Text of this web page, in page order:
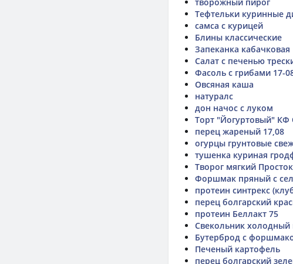
Тефтельки куринные
самса с курицей
Блины классические
Запеканка кабачковая
Салат с печенью
Фасоль с грибами 17-
Овсяная каша
натуралс
дон начос с луком
Торт "Йогуртовый" КФ
перец жареный 17,08
огурцы грунтовые
тушенка куриная
Творог мягкий
Форшмак пряный с
протеин синтрекс
перец болгарский
протеин Беллакт 75
Свекольник холодный
Бутерброд с
Печеный картофель
перец болгарский